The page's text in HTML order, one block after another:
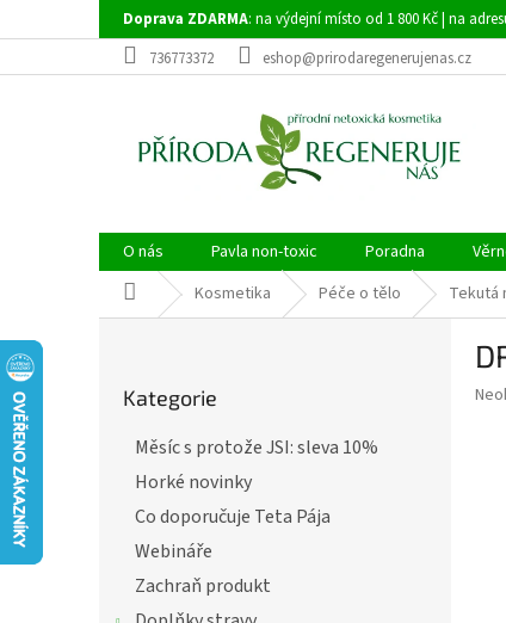
na
Doprava ZDARMA: na výdejní místo od 1 800 Kč | na
736773372
eshop@prirodaregenerujenas.cz
O nás Pavla non-toxic Poradna
Domů Kosmetika Péče o tělo Tekutá
kategorie
Kategorie
Měsíc s protože JSI: sleva 10%
Horké novinky
Co doporučuje Teta Pája
Webináře
Zachraň produkt